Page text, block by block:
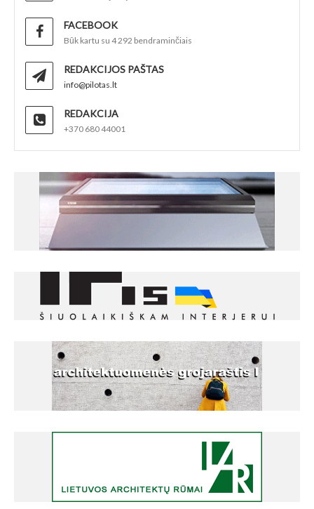
FACEBOOK
Būk kartu su 4 292 bendraminčiais
REDAKCIJOS PAŠTAS
info@pilotas.lt
REDAKCIJA
+370 680 44001